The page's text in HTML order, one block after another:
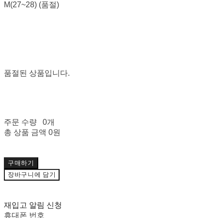
M(27~28) (품절)
품절된 상품입니다.
주문 수량
0개
총 상품 금액 0원
구매하기
장바구니에 담기
재입고 알림 신청
휴대폰 번호